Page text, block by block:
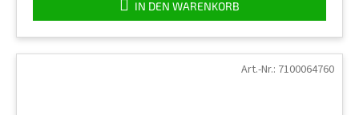
IN DEN WARENKORB
Art.-Nr.: 7100064760